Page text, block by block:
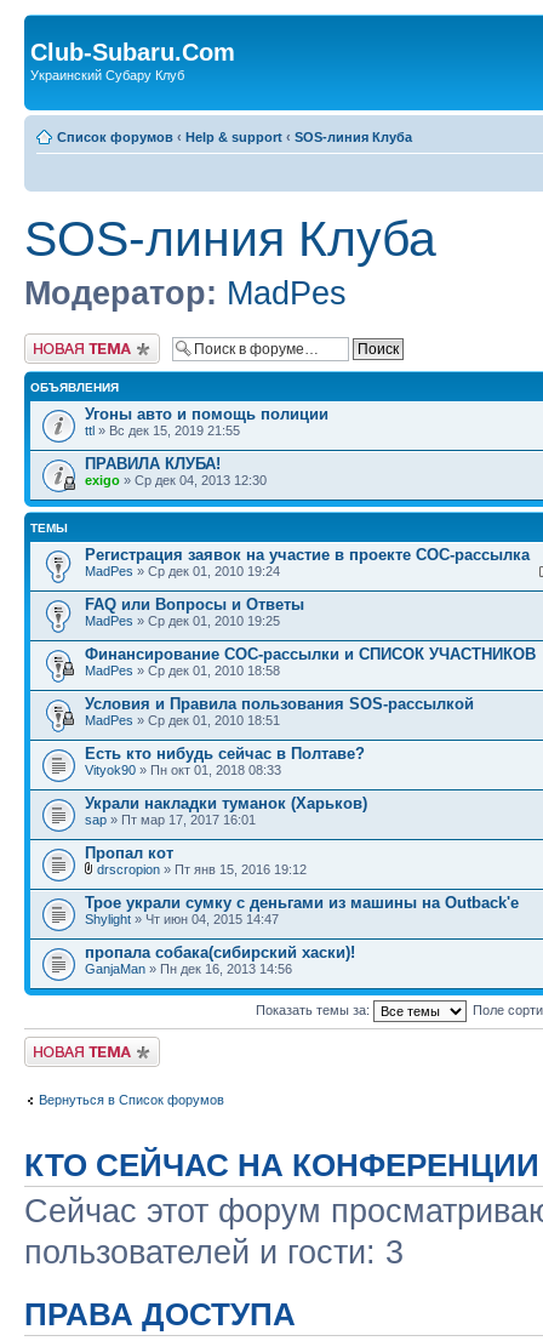
Club-Subaru.Com
Украинский Субару Клуб
Список форумов ‹ Help & support ‹ SOS-линия Клуба
SOS-линия Клуба
Модератор: MadPes
Новая тема
ОБЪЯВЛЕНИЯ
Угоны авто и помощь полиции
ttl » Вс дек 15, 2019 21:55
ПРАВИЛА КЛУБА!
exigo » Ср дек 04, 2013 12:30
ТЕМЫ
Регистрация заявок на участие в проекте СОС-рассылка
MadPes » Ср дек 01, 2010 19:24
FAQ или Вопросы и Ответы
MadPes » Ср дек 01, 2010 19:25
Финансирование СОС-рассылки и СПИСОК УЧАСТНИКОВ
MadPes » Ср дек 01, 2010 18:58
Условия и Правила пользования SOS-рассылкой
MadPes » Ср дек 01, 2010 18:51
Есть кто нибудь сейчас в Полтаве?
Vityok90 » Пн окт 01, 2018 08:33
Украли накладки туманок (Харьков)
sap » Пт мар 17, 2017 16:01
Пропал кот
drscropion » Пт янв 15, 2016 19:12
Трое украли сумку с деньгами из машины на Outback'e
Shylight » Чт июн 04, 2015 14:47
пропала собака(сибирский хаски)!
GanjaMan » Пн дек 16, 2013 14:56
Показать темы за: Поле
Новая тема
Вернуться в Список форумов
КТО СЕЙЧАС НА КОНФЕРЕНЦИИ
Сейчас этот форум
пользователей и гости: 3
ПРАВА ДОСТУПА